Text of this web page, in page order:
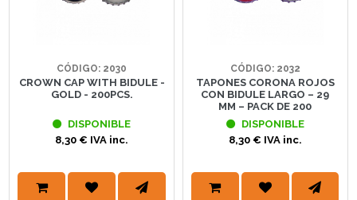
CÓDIGO: 2030
CROWN CAP WITH BIDULE -
GOLD - 200PCS.
DISPONIBLE
8,30 € IVA inc.
CÓDIGO: 2032
TAPONES CORONA ROJOS
CON BIDULE LARGO – 29
MM – PACK DE 200
DISPONIBLE
8,30 € IVA inc.